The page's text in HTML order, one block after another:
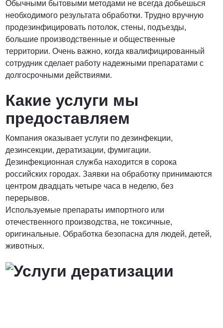
ПОЗВОНИТЬ
Обычными бытовыми методами не всегда добьешься
необходимого результата обработки. Трудно вручную
продезинфицировать потолок, стены, подъезды,
большие производственные и общественные
территории. Очень важно, когда квалифицированный
сотрудник сделает работу надежными препаратами с
долгосрочными действиями.
Какие услуги мы
предоставляем
Компания оказывает услуги по дезинфекции,
дезинсекции, дератизации, фумигации.
Дезинфекционная служба находится в сорока
российских городах. Заявки на обработку принимаются
центром двадцать четыре часа в неделю, без
перерывов.
Используемые препараты импортного или
отечественного производства, не токсичные,
оригинальные. Обработка безопасна для людей, детей,
животных.